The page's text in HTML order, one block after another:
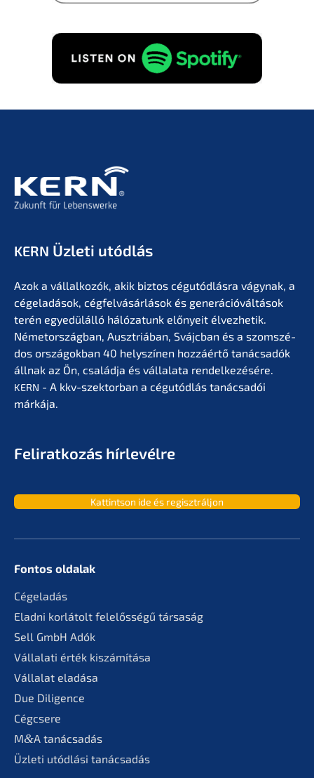
KÉRÉS INGYENES!
KERN Üzleti utódlás
Azok a vállal­ko­zók, akik biztos cégutód­lás­ra vágynak, a
cégela­dá­sok, cégfel­vá­sár­lá­sok és generá­ció­vál­tá­sok
terén egyedülál­ló hálóza­tunk előny­eit élvez­he­tik.
Németor­szág­ban, Ausztriá­ban, Svájc­ban és a szomszé­
dos orszá­gok­ban 40 helyszí­nen hozzá­értő tanác­sa­dók
állnak az Ön, család­ja és vállala­ta rendel­ke­zé­sé­re.
KERN - A kkv-szektor­ban a cégutód­lás tanác­sa­dói
márkája.
Feliratko­zás hírlevélre
Kattint­son ide és regisztráljon
Fontos oldalak
Cégela­dás
Eladni korlá­tolt felelős­sé­gű társaság
Sell GmbH Adók
Vállala­ti érték kiszámítása
Válla­lat eladása
Due Diligence
Cégcse­re
M&A tanác­sa­dás
Üzleti utódlá­si tanácsadás